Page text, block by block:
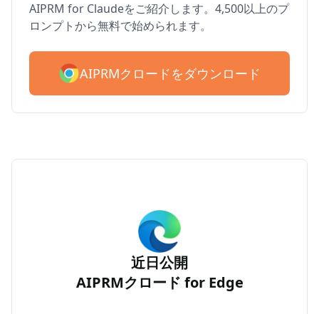
AIPRM for Claudeをご紹介します。4,500以上のプ
ロンプトから無料で始められます。
AIPRMクロードをダウンロード
近日公開
AIPRMクロード for Edge